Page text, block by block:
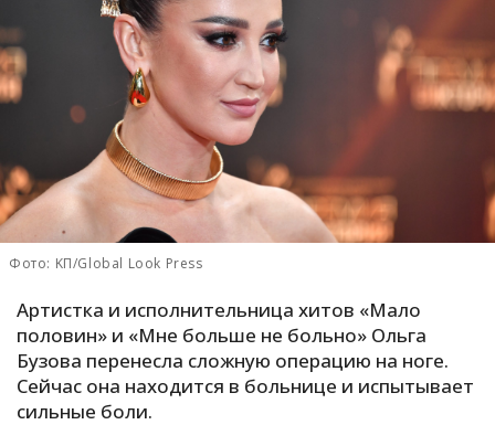
В
Е
К
У
Фото: KП/Global Look Press
Артистка и исполнительница хитов «Мало
половин» и «Мне больше не больно» Ольга
Бузова перенесла сложную операцию на ноге.
Сейчас она находится в больнице и испытывает
сильные боли.